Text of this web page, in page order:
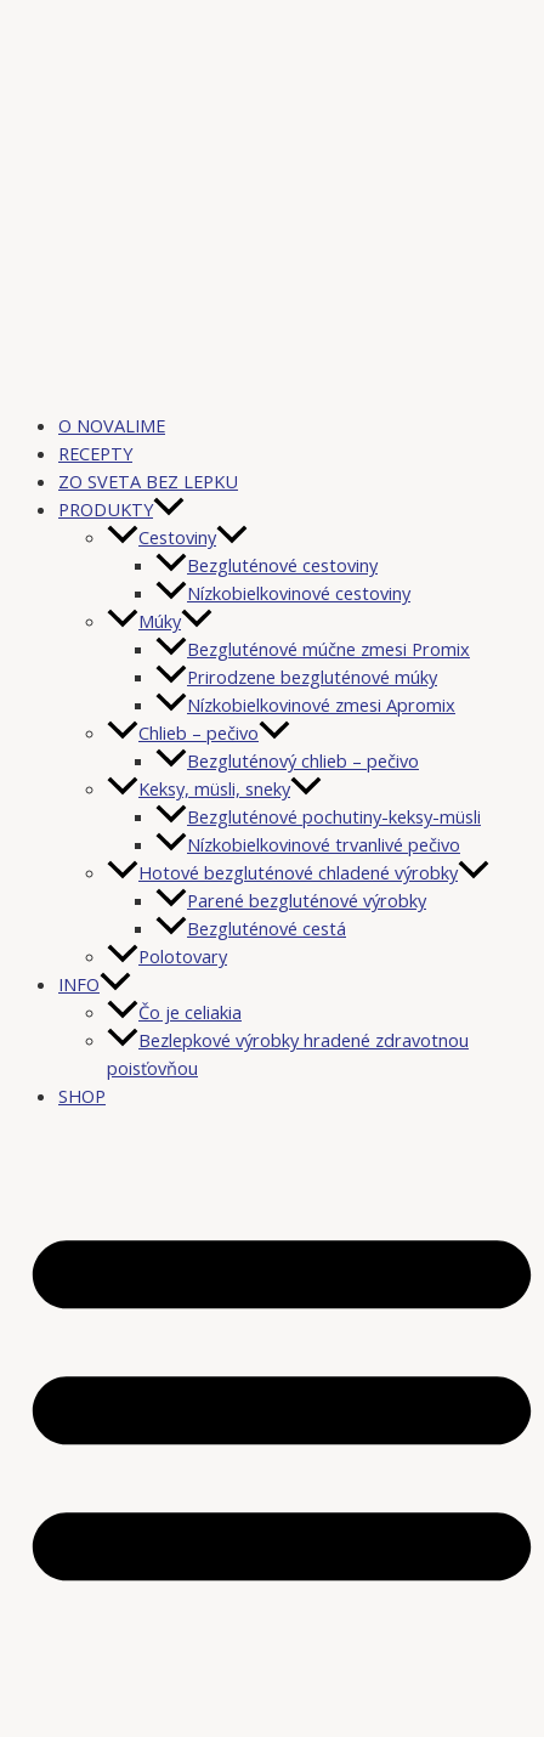
O NOVALIME
RECEPTY
ZO SVETA BEZ LEPKU
PRODUKTY
Cestoviny
Bezgluténové cestoviny
Nízkobielkovinové cestoviny
Múky
Bezgluténové múčne zmesi Promix
Prirodzene bezgluténové múky
Nízkobielkovinové zmesi Apromix
Chlieb – pečivo
Bezgluténový chlieb – pečivo
Keksy, müsli, sneky
Bezgluténové pochutiny-keksy-müsli
Nízkobielkovinové trvanlivé pečivo
Hotové bezgluténové chladené výrobky
Parené bezgluténové výrobky
Bezgluténové cestá
Polotovary
INFO
Čo je celiakia
Bezlepkové výrobky hradené zdravotnou
poisťovňou
SHOP